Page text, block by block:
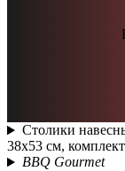
Столики
38х53 см,
BBQ Gourmet